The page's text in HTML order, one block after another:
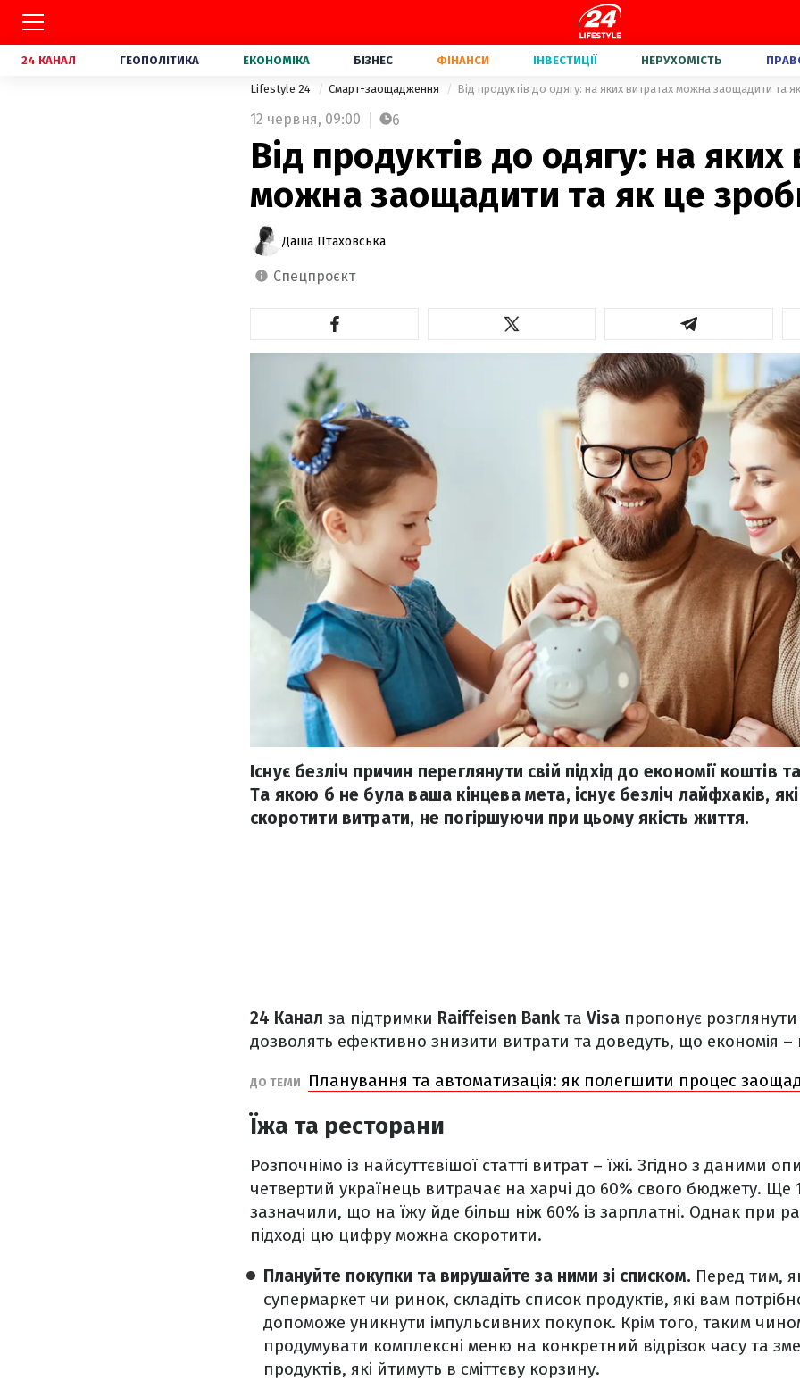
24 КАНАЛ ГЕОПОЛІТИКА ЕКОНОМІКА БІЗНЕС ФІНАНСИ ІНВЕСТИЦІЇ НЕРУХОМІСТЬ
Lifestyle 24 Смарт-заощадження Від продуктів до одягу: на яких витратах можна заощадити та
12 червня, 09:00 6
Від продуктів до одягу: на яких
можна заощадити та як це
Даша Птаховська
спецпроєкт
Існує безліч причин переглянути свій підхід до економії коштів
Та якою б не була ваша кінцева мета, існує безліч лайфхаків,
скоротити витрати, не погіршуючи при цьому якість життя.
24 Канал за підтримки Raiffeisen Bank та Visa пропонує
дозволять ефективно знизити витрати та доведуть, що економія –
ДО ТЕМИ Планування та автоматизація: як полегшити процес
Їжа та ресторани
Розпочнімо із найсуттєвішої статті витрат – їжі. Згідно з даними
четвертий українець витрачає на харчі до 60% свого бюджету. Ще
зазначили, що на їжу йде більш ніж 60% із зарплатні. Однак при
підході цю цифру можна скоротити.
Плануйте покупки та вирушайте за ними зі списком. Перед тим,
супермаркет чи ринок, складіть список продуктів, які вам
допоможе уникнути імпульсивних покупок. Крім того, таким
продумувати комплексні меню на конкретний відрізок часу та
продуктів, які йтимуть в сміттєву корзину.